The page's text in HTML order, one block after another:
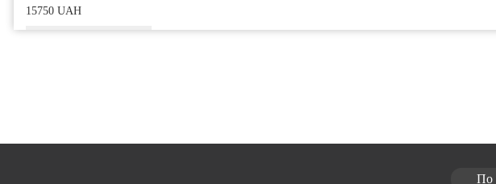
15750 UAH
По